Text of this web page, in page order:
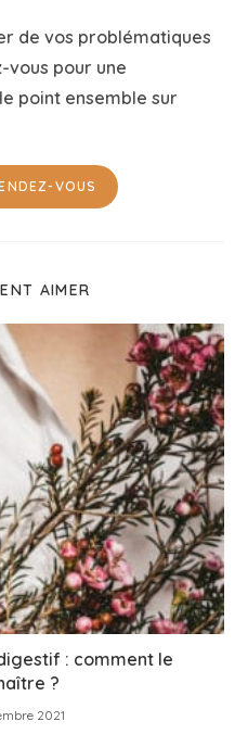
de vos problématiques
vous pour une
point ensemble sur
VOUS
AIMER
: comment le
?
2021